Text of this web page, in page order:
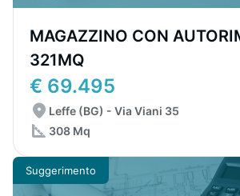
MAGAZZINO CON
321MQ
€ 69.495
Leffe (BG) - Via Viani 35
308 Mq
Suggerimento